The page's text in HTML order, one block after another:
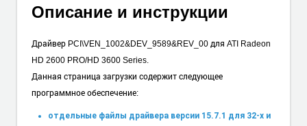
Описание и инструкции
Драйвер PCI\VEN_1002&DEV_9589&REV_00 для ATI Radeon
HD 2600 PRO/HD 3600 Series.
Данная страница загрузки содержит следующее
программное обеспечение:
отдельные файлы драйвера версии 15.7.1 для 32-х и